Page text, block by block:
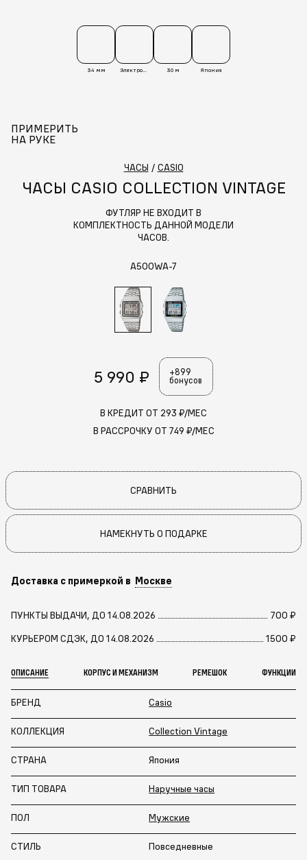
34 мм Электронные 30 м Япония
ПРИМЕРИТЬ
НА РУКЕ
ЧАСЫ / CASIO
ЧАСЫ CASIO COLLECTION VINTAGE
ФУТЛЯР НЕ ВХОДИТ В
КОМПЛЕКТНОСТЬ ДАННОЙ МОДЕЛИ
ЧАСОВ.
A500WA-7
5 990 ₽
+899
бонусов
В КРЕДИТ ОТ 293 ₽/МЕС
В РАССРОЧКУ ОТ 749 ₽/МЕС
СРАВНИТЬ
НАМЕКНУТЬ О ПОДАРКЕ
Доставка с примеркой в Москве
ПУНКТЫ ВЫДАЧИ, ДО 14.08.2026
700 ₽
КУРЬЕРОМ СДЭК, ДО 14.08.2026
1500 ₽
ОПИСАНИЕ КОРПУС И МЕХАНИЗМ РЕМЕШОК ФУНКЦИИ
БРЕНД Casio
КОЛЛЕКЦИЯ Collection Vintage
СТРАНА Япония
ТИП ТОВАРА Наручные часы
ПОЛ Мужские
СТИЛЬ Повседневные